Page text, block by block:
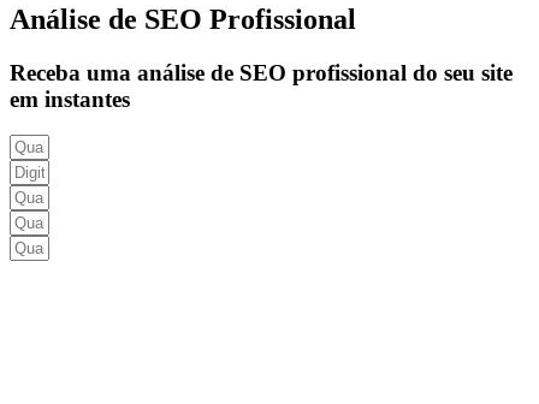
Análise de SEO Profissional
Receba uma análise de SEO profissional do seu site
em instantes